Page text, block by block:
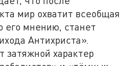
мир охватит всеобщая
его мнению, станет
Антихриста».
затяжной характер